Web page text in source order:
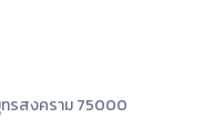
ทรสงคราม 75000